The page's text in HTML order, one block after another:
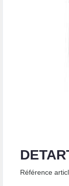
Référence